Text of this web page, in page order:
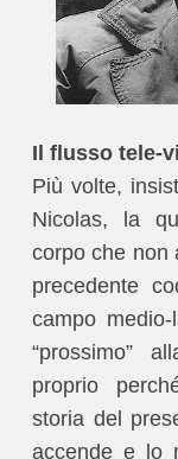
Il flusso tele-
Più volte,
Nicolas, la
corpo che non
precedente
campo
“prossimo”
proprio
storia del
accende e lo